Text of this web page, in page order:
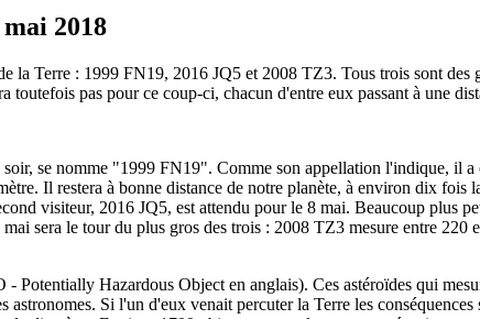
2018
la Terre : 1999 FN19, 2016 JQ5 et 2008 TZ3. Tous trois sont des
pas pour ce coup-ci, chacun d'entre eux passant à une
se nomme "1999 FN19". Comme son appellation l'indique, il
Il restera à bonne distance de notre planète, à environ dix
visiteur, 2016 JQ5, est attendu pour le 8 mai. Beaucoup plus
sera le tour du plus gros des trois : 2008 TZ3 mesure entre 220
Potentially Hazardous Object en anglais). Ces astéroïdes qui
Si l'un d'eux venait percuter la Terre les